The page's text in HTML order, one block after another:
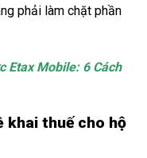
phải làm chặt phần
Etax Mobile: 6 Cách
khai thuế cho hộ